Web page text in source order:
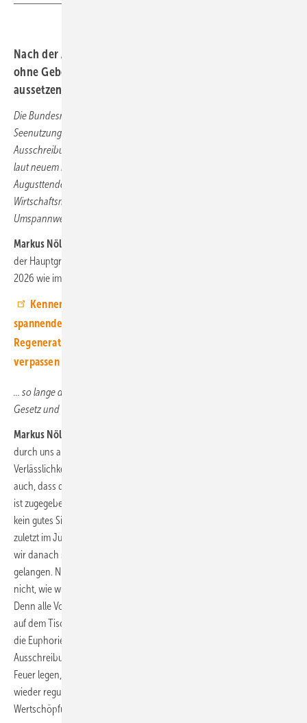
Nach der Auktion neuer Meereswindpark-Projektzonen
ohne Gebote 2025 will Berlin die Tender bis 2027
aussetzen. WAB-Chef Markus Nölke lehnt das ab.
Die Bundesregierung will nicht nur wie Ende 2025 von der
Seenutzungsbehörde BSH eingeleitet 2026 geplante
Ausschreibungen mit 3,5 Gigawatt erst 2027 veranstalten, sondern
laut neuem Kabinettsbeschluss wohl auch den gescheiterten
Augusttender mit 2,5 GW dann erst nachholen. Das
Wirtschaftsministerium nennt als Mitgrund die Verspätung eines
Umspannwerkes aus Spanien. Überrascht Sie die Begründung?
Markus Nölke:
der Hauptgrund aus Sicht der Regierung doch wohl eher, dass auch
2026 wie im vergangenen August wieder kein Investor bieten wird, …
Kennen Sie unseren Youtube-Kanal? Hier finden Sie
spannende Interviews mit Experten aus der
Regenerativbranche. Abonnieren Sie uns einfach, und Sie
verpassen kein Video.
… so lange die Bundesregierung nicht das Windenergie-auf-See-
Gesetz und dessen Ausschreibungsregeln geändert hat …
Markus Nölke:
durch uns als Branche immer von der Politik eingeforderten
Verlässlichkeit und Planbarkeit des Offshore-Windkraftmarktes gehört
auch, dass die Ausschreibungen wie angekündigt stattfinden. Richtig
ist zugegeben zugleich, dass eine zweite gescheiterte Ausschreibung
kein gutes Signal setzen würde. Daher macht ein Verschieben des
zuletzt im Juni geplanten Wiederholungstenders schon Sinn – wenn
wir danach schnellstmöglich wieder in einen Ausschreibungsfaden
gelangen. Nur bleibt für uns unklar, warum die nächste Ausschreibung
nicht, wie wir empfehlen, noch im Herbst regulär stattfinden kann.
Denn alle Vorschläge für verbesserte Ausschreibungsdesigns liegen
auf dem Tisch. Da muss Dampf auf dem Kessel sein. Uns überrascht
die Euphorie anderer Branchenverbände über das Verschieben aller
Ausschreibungen auf 2027. Ich möchte meine Hand nicht dafür ins
Feuer legen, dass nach so umfangreichem Verschieben ab 2027
wieder regulär ausgeschrieben wird. Zumal entlang der
Wertschöpfungskette sich somit alles zeitlich nach hinten verschiebt.